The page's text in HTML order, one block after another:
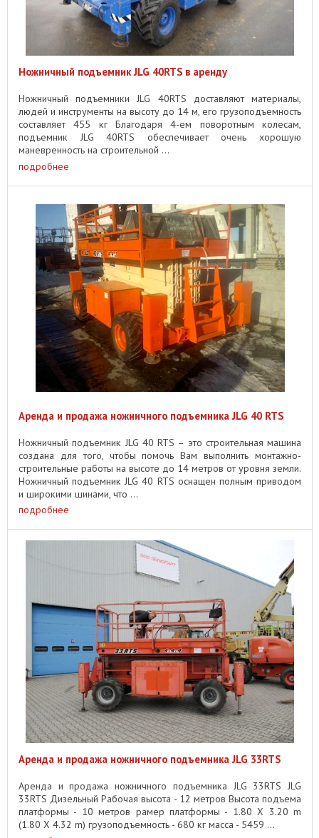
Ножничный подъемник JLG 40RTS в аренду
Ножничный подъемники JLG 40RTS доставляют материалы,
людей и инструменты на высоту до 14 м, его грузоподъемность
составляет 455 кг Благодаря 4-ем поворотным колесам,
подъемник JLG 40RTS обеспечивает очень хорошую
маневренность на строительной ...
подробнее
Аренда и продажа ножничного подъемника JLG 40 RTS
Ножничный подъемник JLG 40 RTS – это строительная машина
создана для того, чтобы помочь Вам выполнить монтажно-
строительные работы на высоте до 14 метров от уровня земли.
Ножничный подъемник JLG 40 RTS оснащен полным приводом
и широкими шинами, что ...
подробнее
Аренда и продажа ножничного подъемника JLG 33RTS
Аренда и продажа ножничного подъемника JLG 33RTS JLG
33RTS Дизельный Рабочая высота - 12 метров Высота подъема
платформы - 10 метров рамер платформы - 1.80 X 3.20 m
(1.80 X 4.32 m) грузоподъемность - 680 кг масса - 5459 ...